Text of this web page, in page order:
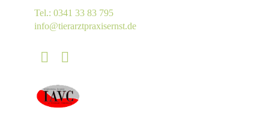
Tel.: 0341 33 83 795
info@tierarztpraxisernst.de